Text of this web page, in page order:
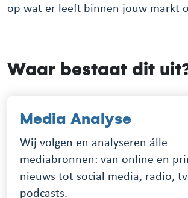
op wat er leeft binnen jouw markt
Waar bestaat dit
Media Analyse
Wij volgen en analyseren álle
mediabronnen: van online en
nieuws tot social media, radio,
podcasts.